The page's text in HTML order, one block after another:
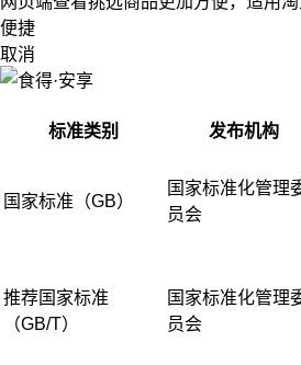
便捷
取消
标准类别 发布机构
国家标准（GB）
国家标准化管理
员会
推荐国家标准
（GB/T）
国家标准化管理
员会